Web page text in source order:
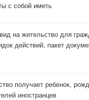
с собой иметь
на жительство для
действий, пакет
получает ребенок,
иностранцев